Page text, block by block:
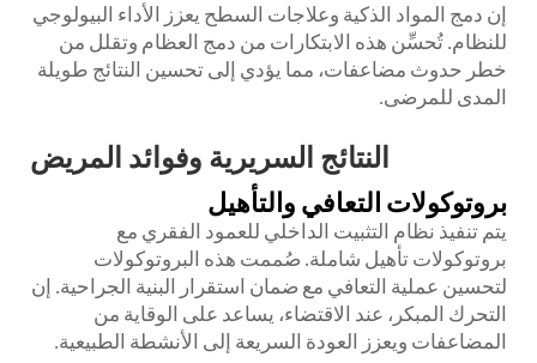
إن دمج المواد الذكية وعلاجات السطح يعزز الأداء البيولوجي
للنظام. تُحسِّن هذه الابتكارات من دمج العظام وتقلل من
خطر حدوث مضاعفات، مما يؤدي إلى تحسين النتائج طويلة
المدى للمرضى.
النتائج السريرية وفوائد المريض
بروتوكولات التعافي والتأهيل
يتم تنفيذ نظام التثبيت الداخلي للعمود الفقري مع
بروتوكولات تأهيل شاملة. صُممت هذه البروتوكولات
لتحسين عملية التعافي مع ضمان استقرار البنية الجراحية. إن
التحرك المبكر، عند الاقتضاء، يساعد على الوقاية من
المضاعفات ويعزز العودة السريعة إلى الأنشطة الطبيعية.